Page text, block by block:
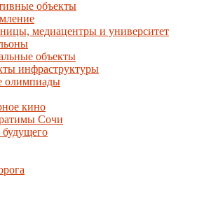
объекты
медиацентры и университет
объекты
инфраструктуры
олимпиады
кино
Сочи